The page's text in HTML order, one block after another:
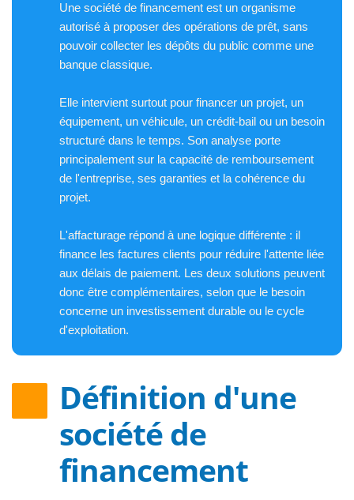
Une société de financement est un organisme
autorisé à proposer des opérations de prêt, sans
pouvoir collecter les dépôts du public comme une
banque classique.
Elle intervient surtout pour financer un projet, un
équipement, un véhicule, un crédit-bail ou un besoin
structuré dans le temps. Son analyse porte
principalement sur la capacité de remboursement
de l'entreprise, ses garanties et la cohérence du
projet.
L'affacturage répond à une logique différente : il
finance les factures clients pour réduire l'attente liée
aux délais de paiement. Les deux solutions peuvent
donc être complémentaires, selon que le besoin
concerne un investissement durable ou le cycle
d'exploitation.
Définition d'une
société de
financement